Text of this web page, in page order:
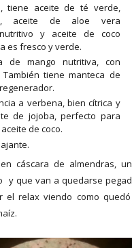
tiene aceite de té verde,
aceite de aloe vera
y aceite de coco
es fresco y verde.
de mango nutritiva, con
tiene manteca de
a verbena, bien cítrica y
de jojoba, perfecto para
de coco.
cáscara de almendras,
y que van a quedarse
relax viendo como